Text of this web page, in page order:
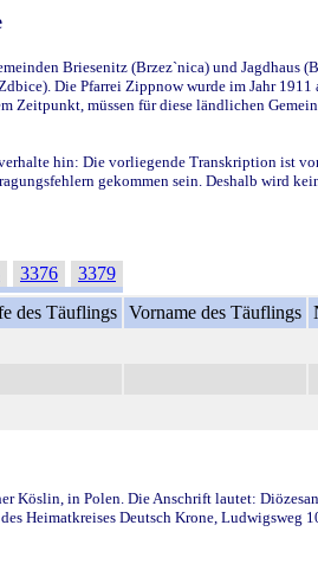
Briesenitz (Brzez`nica) und Jagdhaus
Die Pfarrei Zippnow wurde im Jahr
müssen für diese ländlichen
hin: Die vorliegende Transkription ist
gekommen sein. Deshalb wird
3376
3379
des Täuflings Vorname des Täuflings
in Polen. Die Anschrift lautet:
Heimatkreises Deutsch Krone,